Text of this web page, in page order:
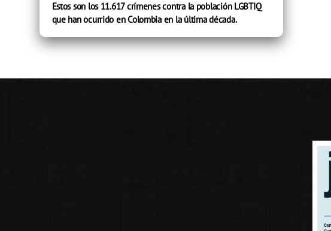
Estos son los 11.617 crímenes contra la población LGBTIQ
que han ocurrido en Colombia en la última década.